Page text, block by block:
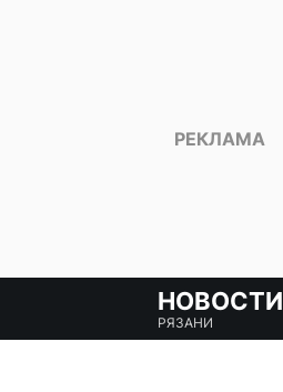
НОВОСТИ
РЯЗАНИ